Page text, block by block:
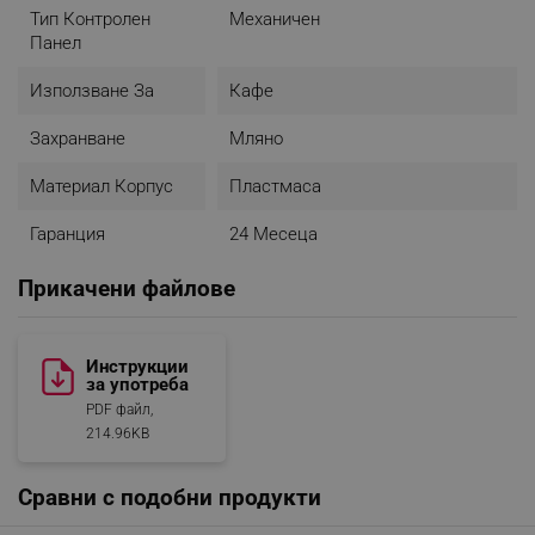
Тип Контролен
Панел
Механичен
Използване За Кафе
Захранване Мляно
Материал Корпус Пластмаса
Гаранция 24 Месеца
Прикачени файлове
Инструкции
за употреба
PDF файл,
214.96KB
Сравни с подобни продукти